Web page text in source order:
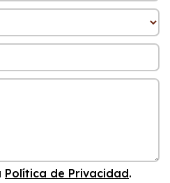
Política de Privacidad.